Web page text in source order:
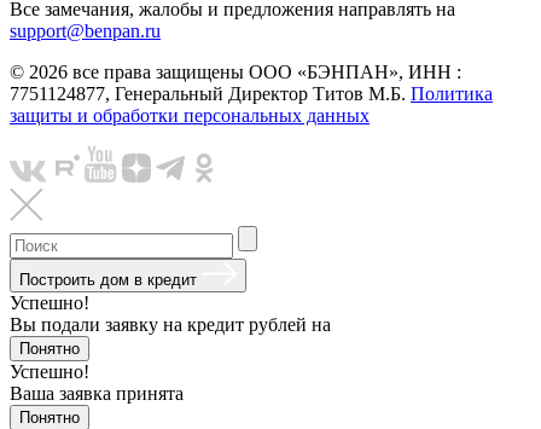
Все замечания, жалобы и предложения направлять на
support@benpan.ru
© 2026 все права защищены ООО «БЭНПАН», ИНН :
7751124877, Генеральный Директор Титов М.Б. Политика
защиты и обработки персональных данных
Построить дом в кредит
Успешно!
Вы подали заявку на кредит рублей на
Понятно
Успешно!
Ваша заявка принята
Понятно